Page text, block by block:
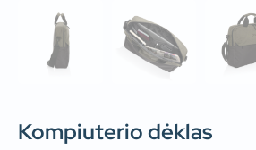
Kompiuterio dėklas